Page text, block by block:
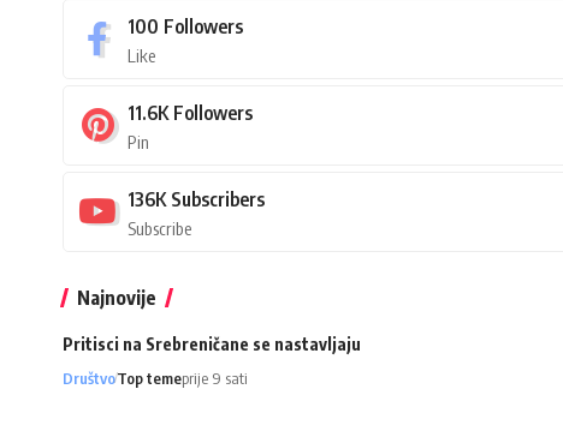
100 Followers
Like
11.6K Followers
Pin
136K Subscribers
Subscribe
Najnovije
Pritisci na Srebreničane se nastavljaju
DruštvoTop temeprije 9 sati